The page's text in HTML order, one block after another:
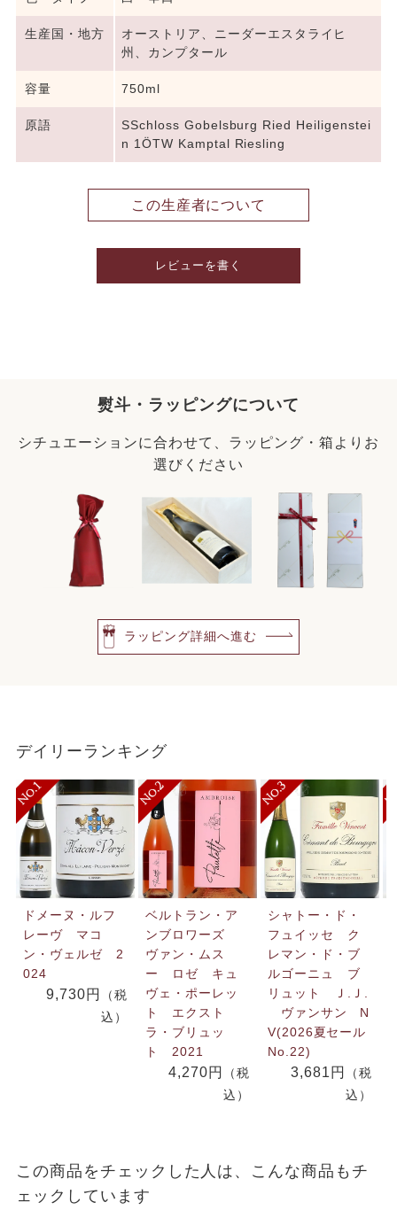
生産国・地方
オーストリア、ニーダーエスタライヒ
州、カンプタール
容量 750ml
原語
SSchloss Gobelsburg Ried Heiligenstei
n 1ÖTW Kamptal Riesling
この生産者について
レビューを書く
熨斗・ラッピングについて
シチュエーションに合わせて、ラッピング・箱よりお
選びください
ラッピング詳細へ進む
デイリーランキング
ドメーヌ・ルフ
レーヴ マコ
ン・ヴェルゼ 2
024
9,730円
（税
込）
ベルトラン・ア
ンブロワーズ
ヴァン・ムス
ー ロゼ キュ
ヴェ・ポーレッ
ト エクスト
ラ・ブリュッ
ト 2021
4,270円
（税
込）
シャトー・ド・
フュイッセ ク
レマン・ド・ブ
ルゴーニュ ブ
リュット Ｊ.Ｊ.
ヴァンサン N
V(2026夏セール
No.22)
3,681円
（税
込）
この商品をチェックした人は、こんな商品もチ
ェックしています